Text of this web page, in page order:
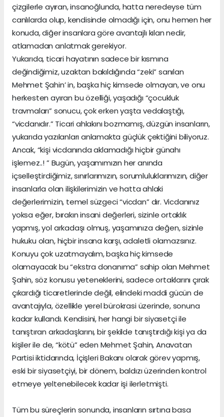
çizgilerle ayıran, insanoğlunda, hatta neredeyse tüm
canlılarda olup, kendisinde olmadığı için, onu hemen her
konuda, diğer insanlara göre avantajlı kılan nedir,
atlamadan anlatmak gerekiyor.
Yukarıda, ticari hayatının sadece bir kısmına
değindiğimiz, uzaktan bakıldığında “zeki” sanılan
Mehmet Şahin’ in, başka hiç kimsede olmayan, ve onu
herkesten ayıran bu özelliği, yaşadığı “çocukluk
travmaları” sonucu, çok erken yaşta vedalaştığı,
“vicdanıdır.” Ticari ahlakını bozmamış, düzgün insanların,
yukarıda yazılanları anlamakta güçlük çektiğini biliyoruz.
Ancak, “kişi vicdanında aklamadığı hiçbir günahı
işlemez..! ” Bugün, yaşamımızın her anında
içselleştirdiğimiz, sınırlarımızın, sorumluluklarımızın, diğer
insanlarla olan ilişkilerimizin ve hatta ahlaki
değerlerimizin, temel süzgeci “vicdan” dır. Vicdanınız
yoksa eğer, bırakın insani değerleri, sizinle ortaklık
yapmış, yol arkadaşı olmuş, yaşamınıza değen, sizinle
hukuku olan, hiçbir insana karşı, adaletli olamazsınız.
Konuyu çok uzatmayalım, başka hiç kimsede
olamayacak bu “ekstra donanıma” sahip olan Mehmet
Şahin, söz konusu yeteneklerini, sadece ortaklarını çırak
çıkardığı ticaretlerinde değil, elindeki maddi gücün de
avantajıyla, özellikle yerel bürokrasi üzerinde, sonuna
kadar kullandı. Kendisini, her hangi bir siyasetçi ile
tanıştıran arkadaşlarını, bir şekilde tanıştırdığı kişi ya da
kişiler ile de, “kötü” eden Mehmet Şahin, Anavatan
Partisi iktidarında, İçişleri Bakanı olarak görev yapmış,
eski bir siyasetçiyi, bir dönem, baldızı üzerinden kontrol
etmeye yeltenebilecek kadar işi ilerletmişti.
Tüm bu süreçlerin sonunda, insanların sırtına basa